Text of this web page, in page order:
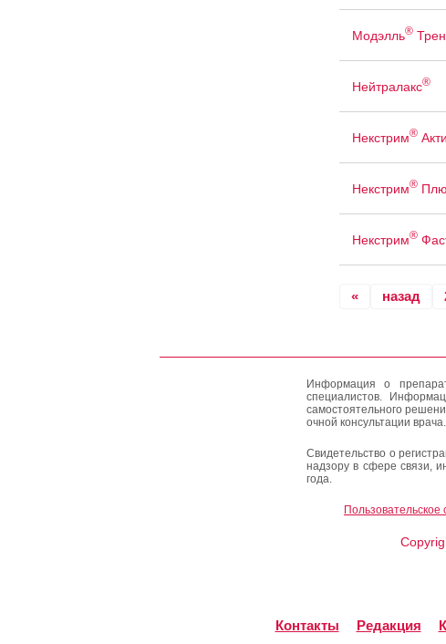
Модэлль®
Нейтралакс®
Некстрим®
Некстрим®
Некстрим®
« назад
Информация о
специалистов.
самостоятельного
очной консультации врача.
Свидетельство о
надзору в сфере связи,
года.
Пользовательское
Контакты Редакция